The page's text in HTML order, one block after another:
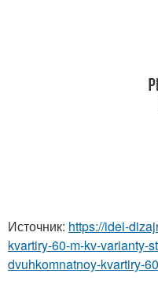
Источник: https://idei-
kvartiry-60-m-kv-varianty-
dvuhkomnatnoy-kvartiry-